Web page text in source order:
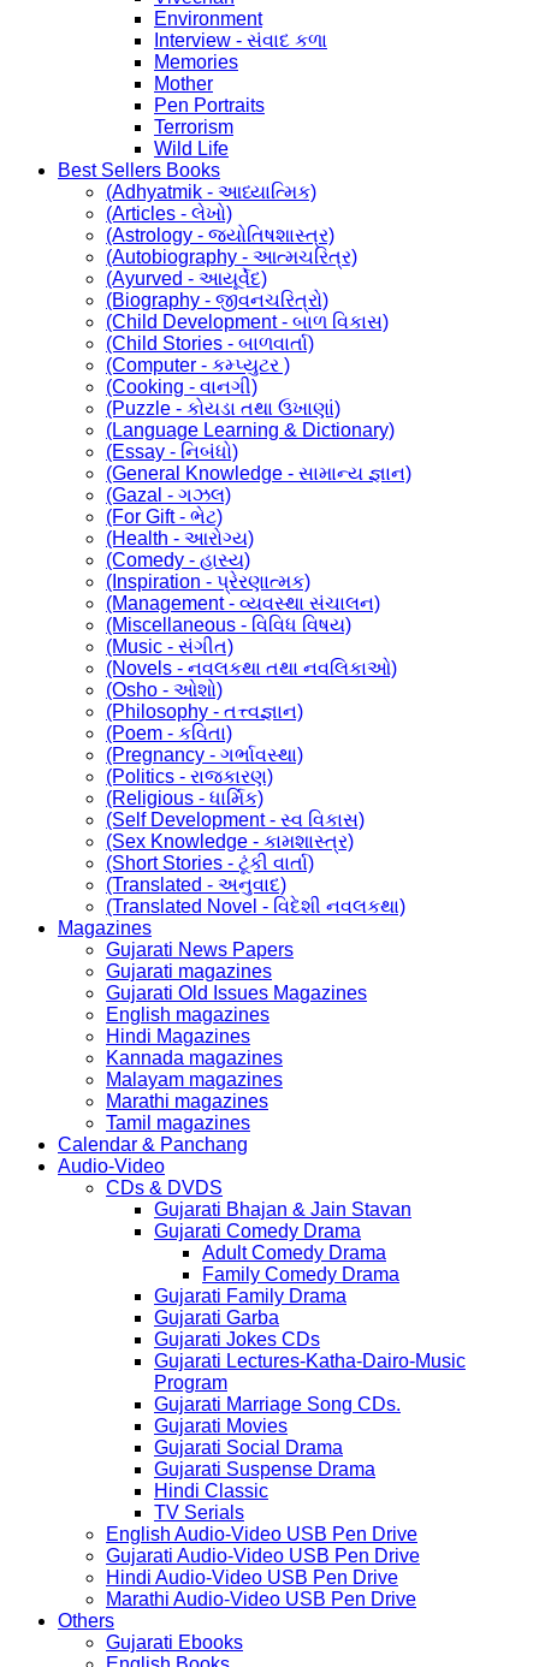
Environment
Interview - સંવાદ કળા
Memories
Mother
Pen Portraits
Terrorism
Wild Life
Best Sellers Books
(Adhyatmik - આધ્યાત્મિક)
(Articles - લેખો)
(Astrology - જ્યોતિષશાસ્ત્ર)
(Autobiography - આત્મચરિત્ર)
(Ayurved - આયૂર્વેદ)
(Biography - જીવનચરિત્રો)
(Child Development - બાળ વિકાસ)
(Child Stories - બાળવાર્તા)
(Computer - કમ્પ્યુટર )
(Cooking - વાનગી)
(Puzzle - કોયડા તથા ઉખાણાં)
(Language Learning & Dictionary)
(Essay - નિબંધો)
(General Knowledge - સામાન્ય જ્ઞાન)
(Gazal - ગઝલ)
(For Gift - ભેટ)
(Health - આરોગ્ય)
(Comedy - હાસ્ય)
(Inspiration - પ્રેરણાત્મક)
(Management - વ્યવસ્થા સંચાલન)
(Miscellaneous - વિવિધ વિષય)
(Music - સંગીત)
(Novels - નવલકથા તથા નવલિકાઓ)
(Osho - ઓશો)
(Philosophy - તત્ત્વજ્ઞાન)
(Poem - કવિતા)
(Pregnancy - ગર્ભાવસ્થા)
(Politics - રાજકારણ)
(Religious - ધાર્મિક)
(Self Development - સ્વ વિકાસ)
(Sex Knowledge - કામશાસ્ત્ર)
(Short Stories - ટૂંકી વાર્તા)
(Translated - અનુવાદ)
(Translated Novel - વિદેશી નવલકથા)
Magazines
Gujarati News Papers
Gujarati magazines
Gujarati Old Issues Magazines
English magazines
Hindi Magazines
Kannada magazines
Malayam magazines
Marathi magazines
Tamil magazines
Calendar & Panchang
Audio-Video
CDs & DVDS
Gujarati Bhajan & Jain Stavan
Gujarati Comedy Drama
Adult Comedy Drama
Family Comedy Drama
Gujarati Family Drama
Gujarati Garba
Gujarati Jokes CDs
Gujarati Lectures-Katha-Dairo-Music
Program
Gujarati Marriage Song CDs.
Gujarati Movies
Gujarati Social Drama
Gujarati Suspense Drama
Hindi Classic
TV Serials
English Audio-Video USB Pen Drive
Gujarati Audio-Video USB Pen Drive
Hindi Audio-Video USB Pen Drive
Marathi Audio-Video USB Pen Drive
Others
Gujarati Ebooks